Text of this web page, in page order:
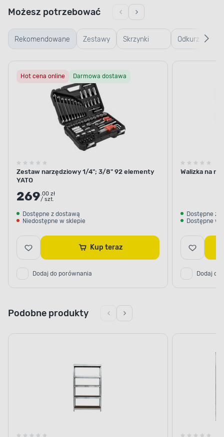
Rekomendowane Zestawy Skrzynki
warsztatowe
Odkurzacze
warsztatowe
Możesz potrzebować
Hot cena online Darmowa dostawa
Zestaw narzędziowy 1/4"; 3/8" 92 elementy
YATO
269.00 zł
/ szt.
Dostępne z dostawą
Niedostępne w sklepie
Kup teraz
Dodaj do porównania
Walizka na
Dostępne z
Dostępne w
Dodaj do
Podobne produkty